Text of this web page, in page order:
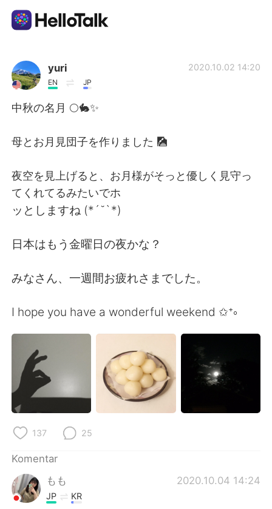
Aplikasi Pertukaran Bahasa
AI Grammar Checker
English 简体中文
繁體中文 Español
العربية Français
Deutsch 日本語
Русский
ไทย Italiano
Türkçe Tiếng Việt
Português
yuri
EN JP
2020.10.02 14:20
中秋の名月 🌕🐇✨
母とお月見団子を作りました 🎑
夜空を見上げると、お月様がそっと優しく見守っ
てくれてるみたいでホ
ッとしますね (*´˘`*)
日本はもう金曜日の夜かな？
みなさん、一週間お疲れさまでした。
I hope you have a wonderful weekend ✩⁺༚
137 25
Komentar
もも
2020.10.04 14:24
JP KR